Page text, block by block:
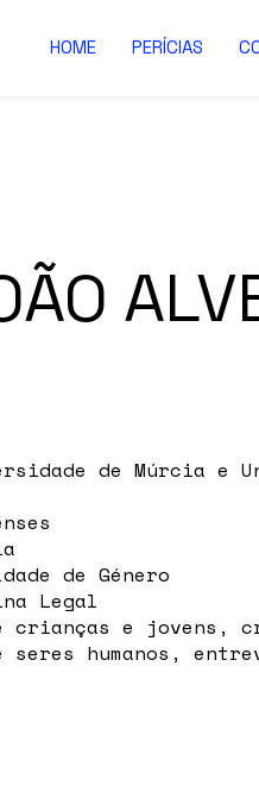
HOME PERÍCIAS
de Múrcia e
de Género
Legal
crianças e
seres humanos,